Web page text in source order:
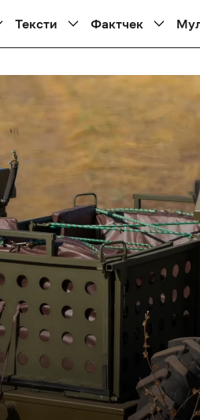
Тексти Фактчек